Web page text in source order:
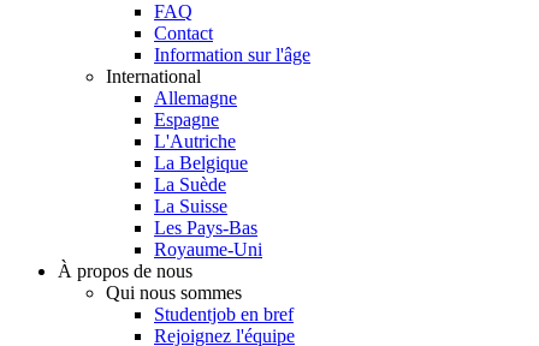
FAQ
Contact
Information sur l'âge
International
Allemagne
Espagne
L'Autriche
La Belgique
La Suède
La Suisse
Les Pays-Bas
Royaume-Uni
À propos de nous
Qui nous sommes
Studentjob en bref
Rejoignez l'équipe